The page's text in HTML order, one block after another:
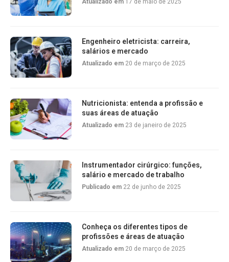
Atualizado em 17 de maio de 2025
Engenheiro eletricista: carreira,
salários e mercado
Atualizado em 20 de março de 2025
Nutricionista: entenda a profissão e
suas áreas de atuação
Atualizado em 23 de janeiro de 2025
Instrumentador cirúrgico: funções,
salário e mercado de trabalho
Publicado em 22 de junho de 2025
Conheça os diferentes tipos de
profissões e áreas de atuação
Atualizado em 20 de março de 2025